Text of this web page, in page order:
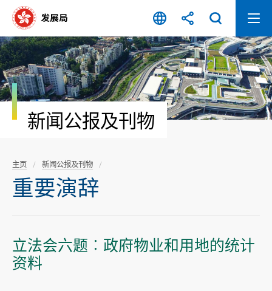
容
开
始
新闻公报及刊物
主页 新闻公报及刊物
重要演辞
立法会六题︰政府物业和用地的统计
资料